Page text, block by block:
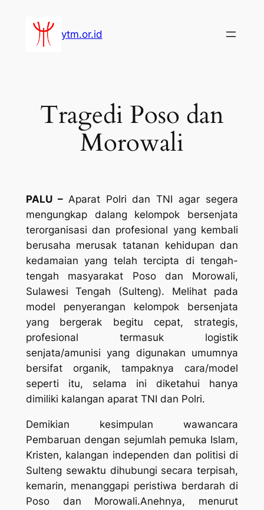
konten
ytm.or.id
Tragedi Poso dan
Morowali
PALU – Aparat Polri dan TNI agar segera
mengungkap dalang kelompok bersenjata
terorganisasi dan profesional yang kembali
berusaha merusak tatanan kehidupan dan
kedamaian yang telah tercipta di tengah-
tengah masyarakat Poso dan Morowali,
Sulawesi Tengah (Sulteng). Melihat pada
model penyerangan kelompok bersenjata
yang bergerak begitu cepat, strategis,
profesional termasuk logistik
senjata/amunisi yang digunakan umumnya
bersifat organik, tampaknya cara/model
seperti itu, selama ini diketahui hanya
dimiliki kalangan aparat TNI dan Polri.
Demikian kesimpulan wawancara
Pembaruan dengan sejumlah pemuka Islam,
Kristen, kalangan independen dan politisi di
Sulteng sewaktu dihubungi secara terpisah,
kemarin, menanggapi peristiwa berdarah di
Poso dan Morowali.Anehnya, menurut